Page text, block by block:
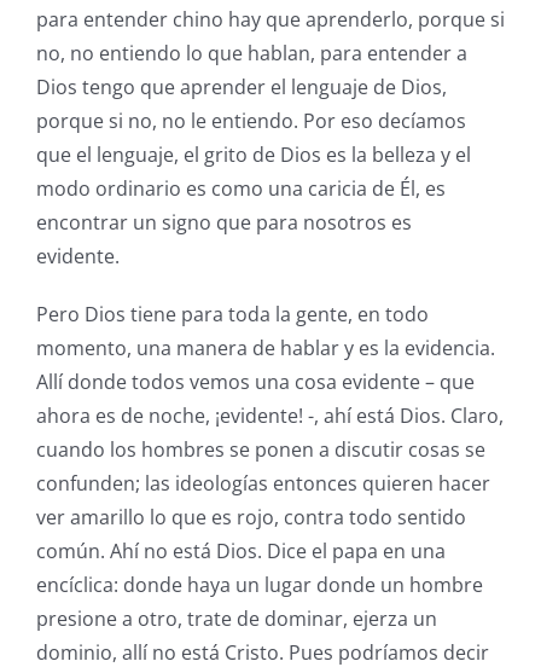
para entender chino hay que aprenderlo, porque si
no, no entiendo lo que hablan, para entender a
Dios tengo que aprender el lenguaje de Dios,
porque si no, no le entiendo. Por eso decíamos
que el lenguaje, el grito de Dios es la belleza y el
modo ordinario es como una caricia de Él, es
encontrar un signo que para nosotros es
evidente.
Pero Dios tiene para toda la gente, en todo
momento, una manera de hablar y es la evidencia.
Allí donde todos vemos una cosa evidente – que
ahora es de noche, ¡evidente! -, ahí está Dios. Claro,
cuando los hombres se ponen a discutir cosas se
confunden; las ideologías entonces quieren hacer
ver amarillo lo que es rojo, contra todo sentido
común. Ahí no está Dios. Dice el papa en una
encíclica: donde haya un lugar donde un hombre
presione a otro, trate de dominar, ejerza un
dominio, allí no está Cristo. Pues podríamos decir